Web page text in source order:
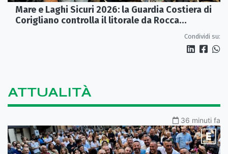
Mare e Laghi Sicuri 2026: la Guardia Costiera di
Corigliano controlla il litorale da Rocca
Condividi su:
ATTUALITÀ
36 minuti fa